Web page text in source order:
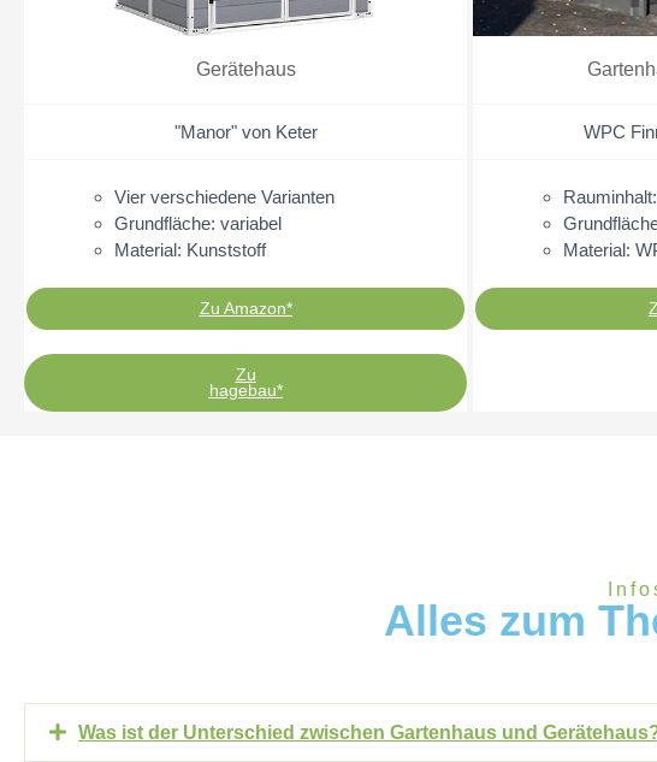
Gerätehaus
"Manor" von Keter
Vier verschiedene Varianten
Grundfläche: variabel
Material: Kunststoff
Zu Amazon*
Zu
hagebau*
WPC
Material:
Alles zum
Was ist der Unterschied zwischen Gartenhaus und